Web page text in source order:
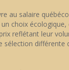
au salaire
choix écologique,
reflétant leur
différente